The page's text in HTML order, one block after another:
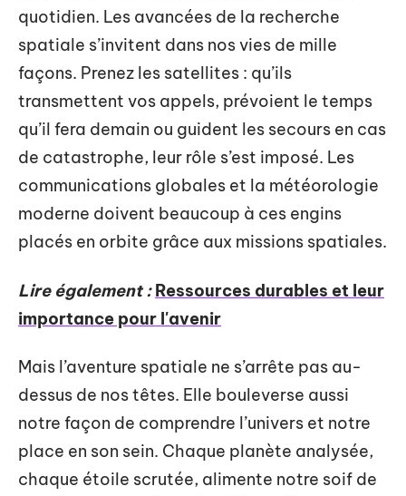
quotidien. Les avancées de la recherche
spatiale s’invitent dans nos vies de mille
façons. Prenez les satellites : qu’ils
transmettent vos appels, prévoient le temps
qu’il fera demain ou guident les secours en cas
de catastrophe, leur rôle s’est imposé. Les
communications globales et la météorologie
moderne doivent beaucoup à ces engins
placés en orbite grâce aux missions spatiales.
Lire également : Ressources durables et leur
importance pour l'avenir
Mais l’aventure spatiale ne s’arrête pas au-
dessus de nos têtes. Elle bouleverse aussi
notre façon de comprendre l’univers et notre
place en son sein. Chaque planète analysée,
chaque étoile scrutée, alimente notre soif de